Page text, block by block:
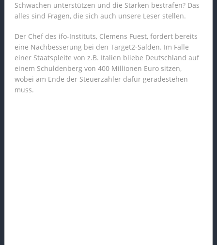
Schwachen unterstützen und die Starken bestrafen? Das
alles sind Fragen, die sich auch unsere Leser stellen.
Der Chef des ifo-Instituts, Clemens Fuest, fordert bereits
eine Nachbesserung bei den Target2-Salden. Im Falle
einer Staatspleite von z.B. Italien bliebe Deutschland auf
einem Schuldenberg von 400 Millionen Euro sitzen,
wobei am Ende der Steuerzahler dafür geradestehen
muss.